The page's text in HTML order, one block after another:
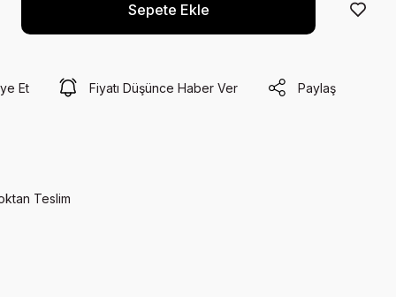
Sepete Ekle
Et Fiyatı Düşünce Haber Ver Paylaş
Teslim